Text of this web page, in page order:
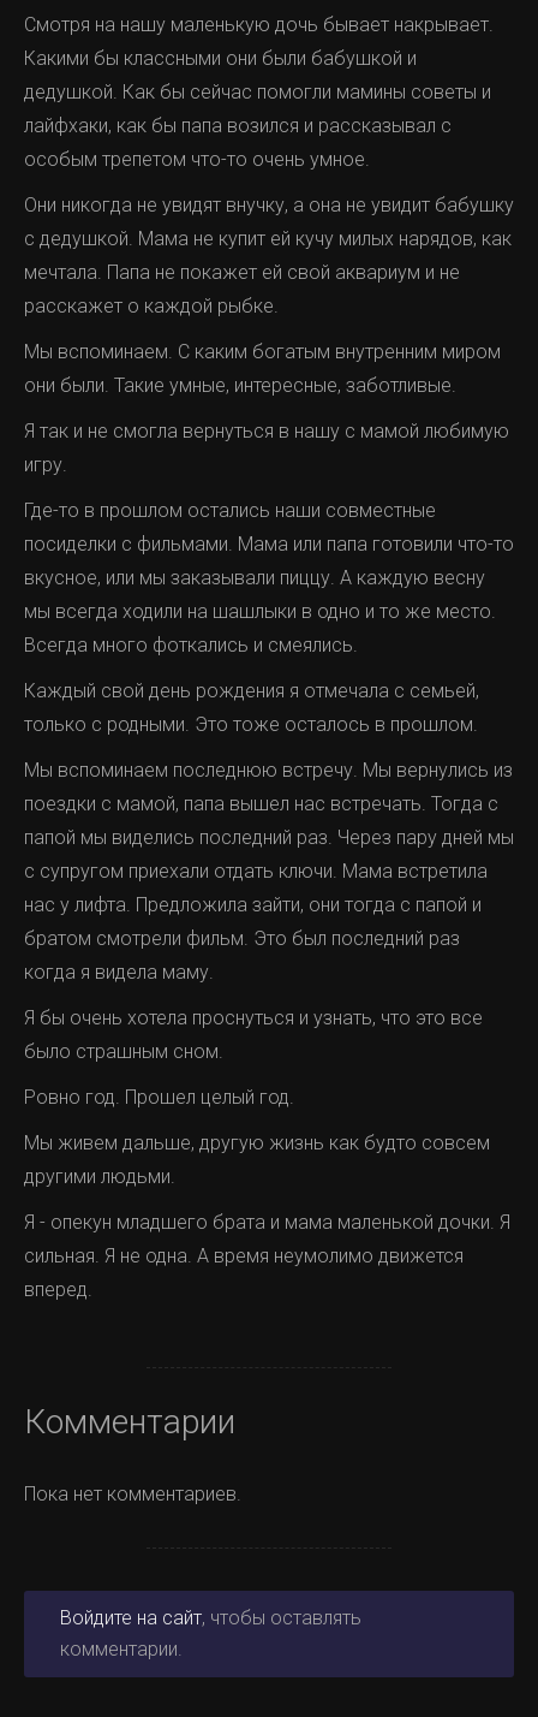
Смотря на нашу маленькую дочь бывает накрывает.
Какими бы классными они были бабушкой и
дедушкой. Как бы сейчас помогли мамины советы и
лайфхаки, как бы папа возился и рассказывал с
особым трепетом что-то очень умное.
Они никогда не увидят внучку, а она не увидит бабушку
с дедушкой. Мама не купит ей кучу милых нарядов, как
мечтала. Папа не покажет ей свой аквариум и не
расскажет о каждой рыбке.
Мы вспоминаем. С каким богатым внутренним миром
они были. Такие умные, интересные, заботливые.
Я так и не смогла вернуться в нашу с мамой любимую
игру.
Где-то в прошлом остались наши совместные
посиделки с фильмами. Мама или папа готовили что-то
вкусное, или мы заказывали пиццу. А каждую весну
мы всегда ходили на шашлыки в одно и то же место.
Всегда много фоткались и смеялись.
Каждый свой день рождения я отмечала с семьей,
только с родными. Это тоже осталось в прошлом.
Мы вспоминаем последнюю встречу. Мы вернулись из
поездки с мамой, папа вышел нас встречать. Тогда с
папой мы виделись последний раз. Через пару дней мы
с супругом приехали отдать ключи. Мама встретила
нас у лифта. Предложила зайти, они тогда с папой и
братом смотрели фильм. Это был последний раз
когда я видела маму.
Я бы очень хотела проснуться и узнать, что это все
было страшным сном.
Ровно год. Прошел целый год.
Мы живем дальше, другую жизнь как будто совсем
другими людьми.
Я - опекун младшего брата и мама маленькой дочки. Я
сильная. Я не одна. А время неумолимо движется
вперед.
Комментарии
Пока нет комментариев.
Войдите на сайт, чтобы оставлять
комментарии.